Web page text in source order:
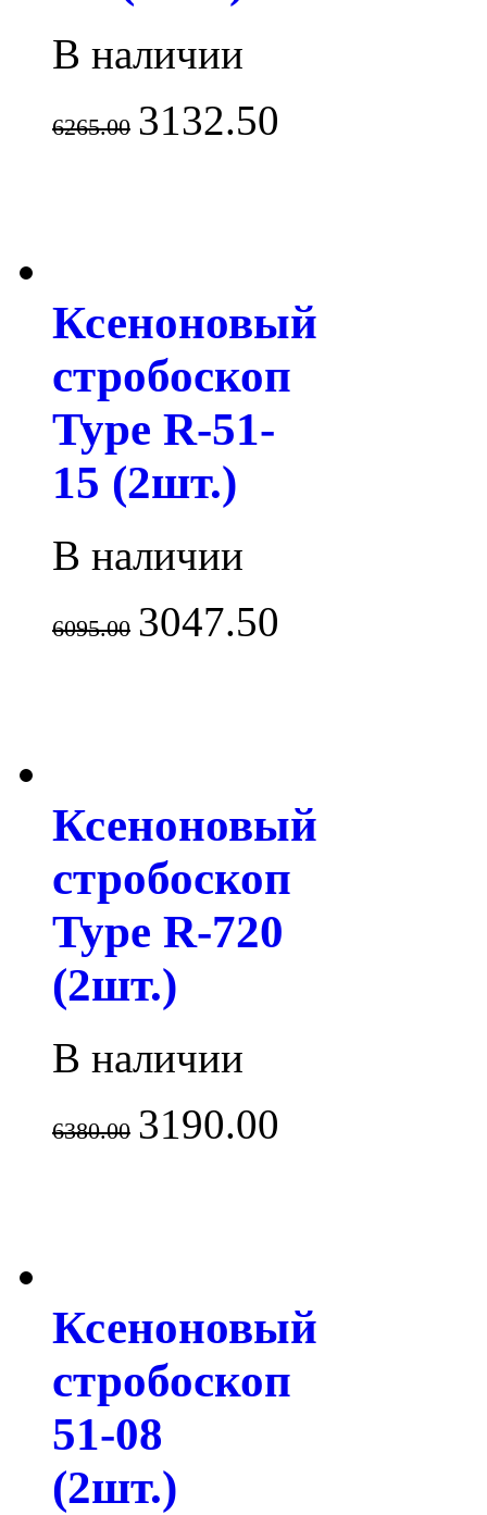
В наличии
6265.00 3132.50
Ксеноновый
стробоскоп
Type R-51-
15 (2шт.)
В наличии
6095.00 3047.50
Ксеноновый
стробоскоп
Type R-720
(2шт.)
В наличии
6380.00 3190.00
Ксеноновый
стробоскоп
51-08
(2шт.)